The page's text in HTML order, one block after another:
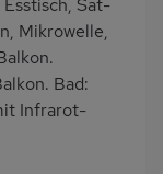
Sat-
Mikrowelle,
Bad:
Infrarot-